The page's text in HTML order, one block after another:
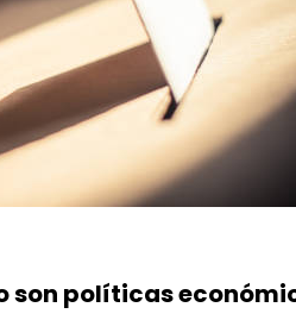
son políticas